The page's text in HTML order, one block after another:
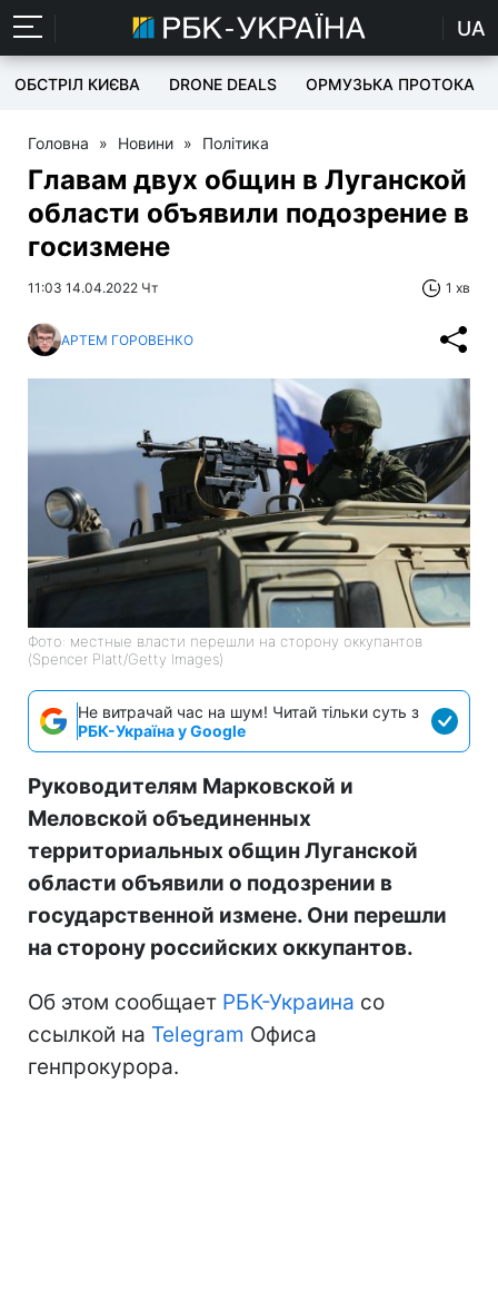
UA
ОБСТРІЛ КИЄВА DRONE DEALS ОРМУЗЬКА ПРОТОКА
Головна » Новини » Політика
Главам двух общин в Луганской
области объявили подозрение в
госизмене
11:03 14.04.2022 Чт 1 хв
АРТЕМ ГОРОВЕНКО
Фото: местные власти перешли на сторону оккупантов
(Spencer Platt/Getty Images)
Не витрачай час на шум! Читай тільки суть з
РБК-Україна у Google
Руководителям Марковской и
Меловской объединенных
территориальных общин Луганской
области объявили о подозрении в
государственной измене. Они перешли
на сторону российских оккупантов.
Об этом сообщает РБК-Украина со
ссылкой на Telegram Офиса
генпрокурора.